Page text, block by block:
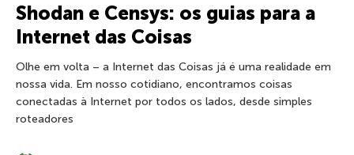
Shodan e Censys: os guias para a
Internet das Coisas
Olhe em volta – a Internet das Coisas já é uma realidade em
nossa vida. Em nosso cotidiano, encontramos coisas
conectadas à Internet por todos os lados, desde simples
roteadores